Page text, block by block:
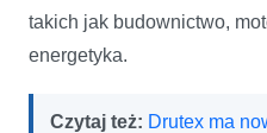
takich jak budownictwo,
energetyka.
Czytaj też: Drutex ma